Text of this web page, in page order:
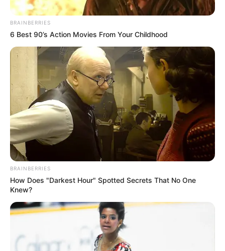
Posted
in
Friss hírek
Budai Gyula fideszes képviselő
büntetőfeljelentést tett a Tisza
BRAINBERRIES
6 Best 90’s Action Movies From Your Childhood
BRAINBERRIES
How Does "Darkest Hour" Spotted Secrets That No One
Knew?